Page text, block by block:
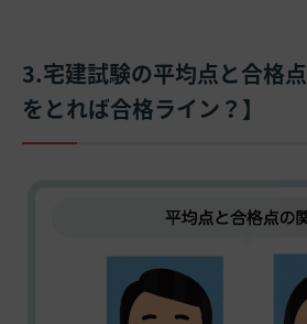
3.宅建試験の平均点と合格
をとれば合格ライン？】